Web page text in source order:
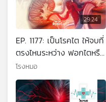
29:24
EP. 1177: เป็นโรคไต ให้จบที่
ตรงไหนระหว่าง ฟอกไตหรือ
ปลูกถ่ายไตใหม่
โรงหมอ